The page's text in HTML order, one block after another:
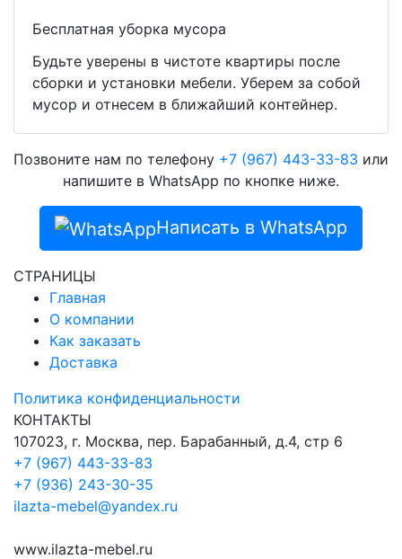
Бесплатная уборка мусора
Будьте уверены в чистоте квартиры после
сборки и установки мебели. Уберем за собой
мусор и отнесем в ближайший контейнер.
Позвоните нам по телефону +7 (967) 443-33-83 или
напишите в WhatsApp по кнопке ниже.
Написать в WhatsApp
СТРАНИЦЫ
Главная
О компании
Как заказать
Доставка
Политика конфиденциальности
КОНТАКТЫ
107023, г. Москва, пер. Барабанный, д.4, стр 6
+7 (967) 443-33-83
+7 (936) 243-30-35
ilazta-mebel@yandex.ru
www.ilazta-mebel.ru